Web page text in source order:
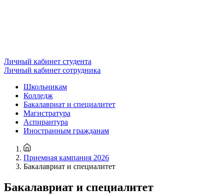
Личный кабинет студента
Личный кабинет сотрудника
Школьникам
Колледж
Бакалавриат и специалитет
Магистратура
Аспирантура
Иностранным гражданам
Приемная кампания 2026
Бакалавриат и специалитет
Бакалавриат и специалитет